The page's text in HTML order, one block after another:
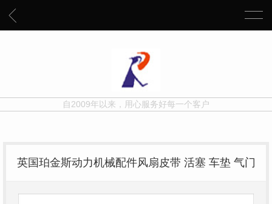
自2009年以来，用心服务好每一个客户
英国珀金斯动力机械配件风扇皮带 活塞 车垫 气门